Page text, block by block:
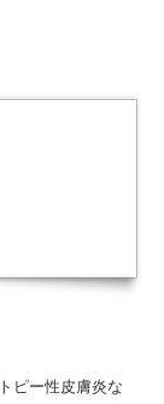
ピー性皮膚炎な